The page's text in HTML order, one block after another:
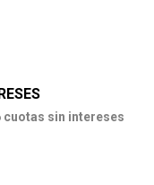
cuotas sin intereses